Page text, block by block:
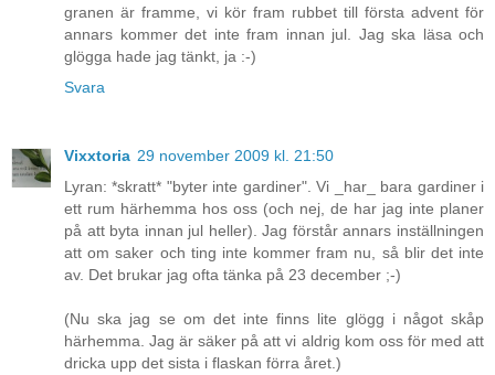
granen är framme, vi kör fram rubbet till första advent för
annars kommer det inte fram innan jul. Jag ska läsa och
glögga hade jag tänkt, ja :-)
Svara
Vixxtoria 29 november 2009 kl. 21:50
Lyran: *skratt* "byter inte gardiner". Vi _har_ bara gardiner i
ett rum härhemma hos oss (och nej, de har jag inte planer
på att byta innan jul heller). Jag förstår annars inställningen
att om saker och ting inte kommer fram nu, så blir det inte
av. Det brukar jag ofta tänka på 23 december ;-)
(Nu ska jag se om det inte finns lite glögg i något skåp
härhemma. Jag är säker på att vi aldrig kom oss för med att
dricka upp det sista i flaskan förra året.)